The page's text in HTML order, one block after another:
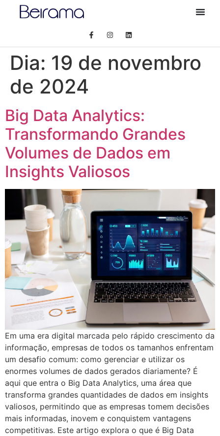
Dia: 19 de novembro
de 2024
Big Data Analytics:
Transformando Grandes
Volumes de Dados em
Insights Valiosos
Em uma era digital marcada pelo rápido crescimento da
informação, empresas de todos os tamanhos enfrentam
um desafio comum: como gerenciar e utilizar os
enormes volumes de dados gerados diariamente? É
aqui que entra o Big Data Analytics, uma área que
transforma grandes quantidades de dados em insights
valiosos, permitindo que as empresas tomem decisões
mais informadas, inovem e conquistem vantagens
competitivas. Este artigo explora o que é Big Data